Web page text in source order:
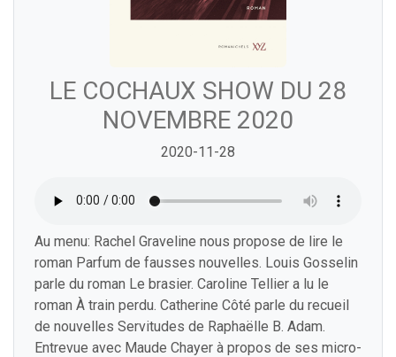
LE COCHAUX SHOW DU 28
NOVEMBRE 2020
2020-11-28
Au menu: Rachel Graveline nous propose de lire le
roman Parfum de fausses nouvelles. Louis Gosselin
parle du roman Le brasier. Caroline Tellier a lu le
roman À train perdu. Catherine Côté parle du recueil
de nouvelles Servitudes de Raphaëlle B. Adam.
Entrevue avec Maude Chayer à propos de ses micro-